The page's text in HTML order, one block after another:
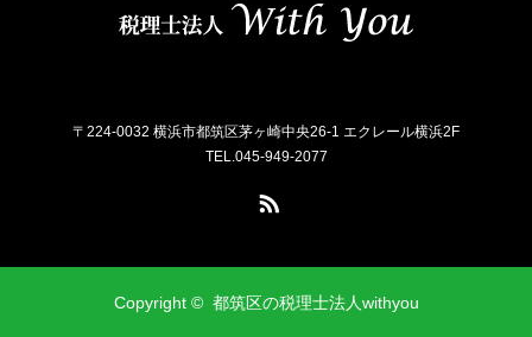
〒224-0032 横浜市都筑区茅ヶ崎中央26-1 エクレール横浜2F
TEL.045-949-2077
Copyright © 都筑区の税理士法人withyou